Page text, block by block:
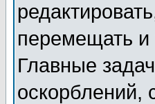
перемещать и
Главные
оскорблений,